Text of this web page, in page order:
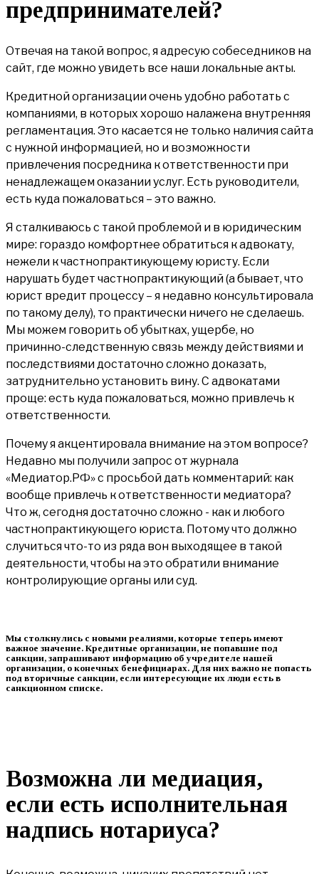
предпринимателей?
Отвечая на такой вопрос, я адресую собеседников на
сайт, где можно увидеть все наши локальные акты.
Кредитной организации очень удобно работать с
компаниями, в которых хорошо налажена внутренняя
регламентация. Это касается не только наличия сайта
с нужной информацией, но и возможности
привлечения посредника к ответственности при
ненадлежащем оказании услуг. Есть руководители,
есть куда пожаловаться – это важно.
Я сталкиваюсь с такой проблемой и в юридическим
мире: гораздо комфортнее обратиться к адвокату,
нежели к частнопрактикующему юристу. Если
нарушать будет частнопрактикующий (а бывает, что
юрист вредит процессу – я недавно консультировала
по такому делу), то практически ничего не сделаешь.
Мы можем говорить об убытках, ущербе, но
причинно-следственную связь между действиями и
последствиями достаточно сложно доказать,
затруднительно установить вину. С адвокатами
проще: есть куда пожаловаться, можно привлечь к
ответственности.
Почему я акцентировала внимание на этом вопросе?
Недавно мы получили запрос от журнала
«Медиатор.РФ» с просьбой дать комментарий: как
вообще привлечь к ответственности медиатора?
Что ж, сегодня достаточно сложно - как и любого
частнопрактикующего юриста. Потому что должно
случиться что-то из ряда вон выходящее в такой
деятельности, чтобы на это обратили внимание
контролирующие органы или суд.
Мы столкнулись с новыми реалиями, которые теперь имеют
важное значение. Кредитные организации, не попавшие под
санкции, запрашивают информацию об учредителе нашей
организации, о конечных бенефициарах. Для них важно не попасть
под вторичные санкции, если интересующие их люди есть в
санкционном списке.
Возможна ли медиация,
если есть исполнительная
надпись нотариуса?